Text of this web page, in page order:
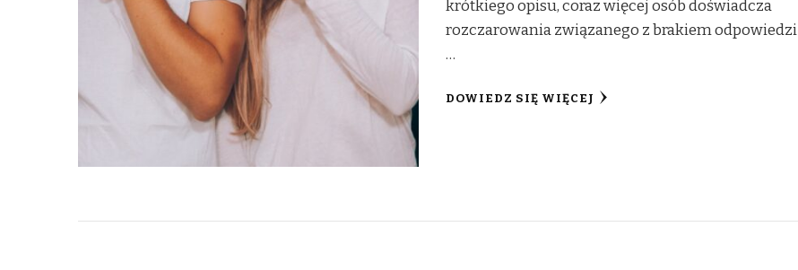
krótkiego opisu, coraz więcej osób doświadcza
rozczarowania związanego z brakiem odpowiedzi
…
DOWIEDZ SIĘ WIĘCEJ